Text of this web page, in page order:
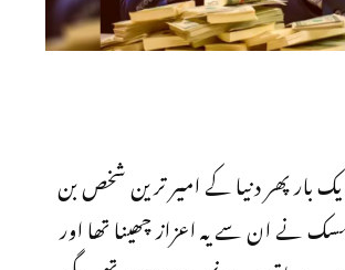
مالک جیف بیزوز لگ بھگ 3 سال بعد 5 مارچ 2024 کو ایک بار پھر دنیا کے امیر ترین شخص بن
مسک نے ان سے یہ اعزاز چھینا تھا اور